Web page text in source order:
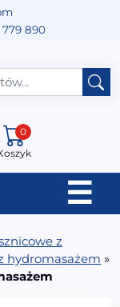
890
0
☰
z
hydromasażem »